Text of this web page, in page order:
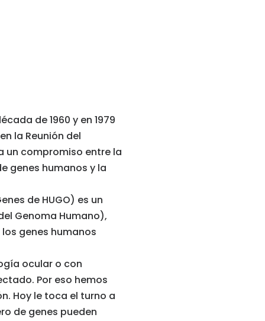
de 1960 y en 1979
la Reunión del
un compromiso entre la
genes humanos y la
de HUGO) es un
Genoma Humano),
genes humanos
ocular o con
Por eso hemos
Hoy le toca el turno a
de genes pueden